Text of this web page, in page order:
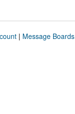
| Message Boards